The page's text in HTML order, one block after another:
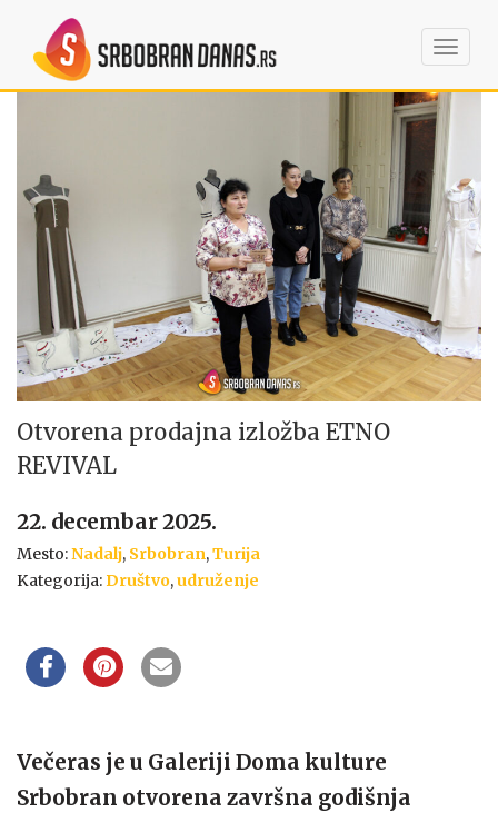
Otvorena prodajna izložba ETNO
REVIVAL
22. decembar 2025.
Mesto:Nadalj, Srbobran,Turija
Kategorija: Društvo,udruženje
Večeras je u Galeriji Doma kulture
Srbobran otvorena završna godišnja